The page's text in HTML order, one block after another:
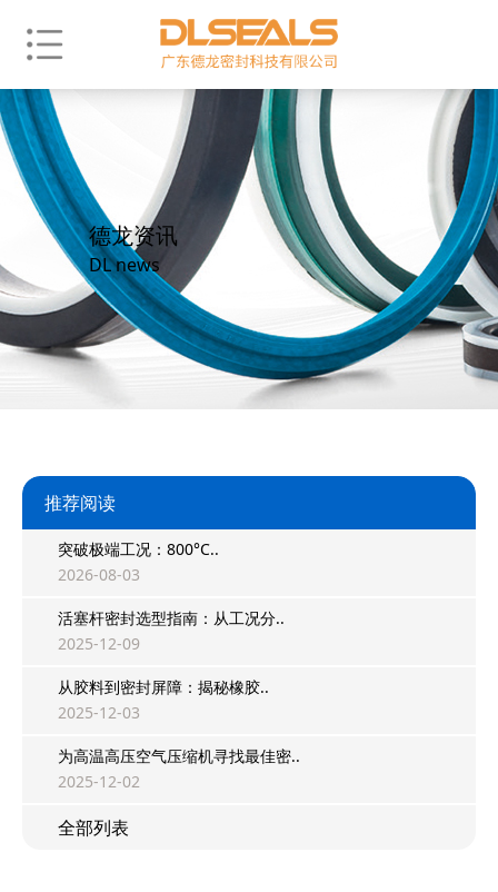
德龙资讯
DL news
推荐阅读
突破极端工况：800°C..
2026-08-03
活塞杆密封选型指南：从工况分..
2025-12-09
从胶料到密封屏障：揭秘橡胶..
2025-12-03
为高温高压空气压缩机寻找最佳密..
2025-12-02
全部列表